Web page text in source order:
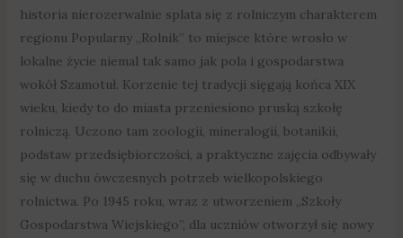
historia nierozerwalnie splata się z rolniczym charakterem
regionu Popularny „Rolnik” to miejsce które wrosło w
lokalne życie niemal tak samo jak pola i gospodarstwa
wokół Szamotuł. Korzenie tej tradycji sięgają końca XIX
wieku, kiedy to do miasta przeniesiono pruską szkołę
rolniczą. Uczono tam zoologii, mineralogii, botanikii,
podstaw przedsiębiorczości, a praktyczne zajęcia odbywały
się w duchu ówczesnych potrzeb wielkopolskiego
rolnictwa. Po 1945 roku, wraz z utworzeniem „Szkoły
Gospodarstwa Wiejskiego”, dla uczniów otworzył się nowy